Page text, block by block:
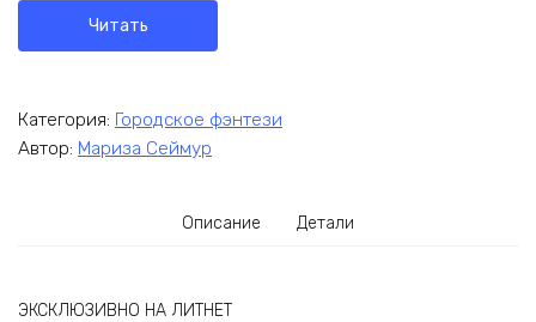
Читать
Категория: Городское фэнтези
Автор: Мариза Сеймур
Описание Детали
ЭКСКЛЮЗИВНО НА ЛИТНЕТ